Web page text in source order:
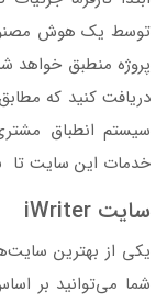
توسط یک هوش
پروژه منطبق خواهد
دریافت کنید که
سیستم انطباق
خدمات این سایت تا
سایت iWriter
شما می‌توانید بر